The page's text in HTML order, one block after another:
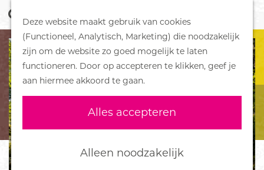
Deze website maakt gebruik van cookies
(Functioneel, Analytisch, Marketing) die noodzakelijk
zijn om de website zo goed mogelijk te laten
functioneren. Door op accepteren te klikken, geef je
aan hiermee akkoord te gaan.
Alles accepteren
Alleen noodzakelijk
G
a
n
a
a
r
d
e
h
o
o
e
k
e
n
M
e
n
u
DORPEN
Bennekom
De Klomp
Deelen
Ederveen
Harskamp
Hoenderloo